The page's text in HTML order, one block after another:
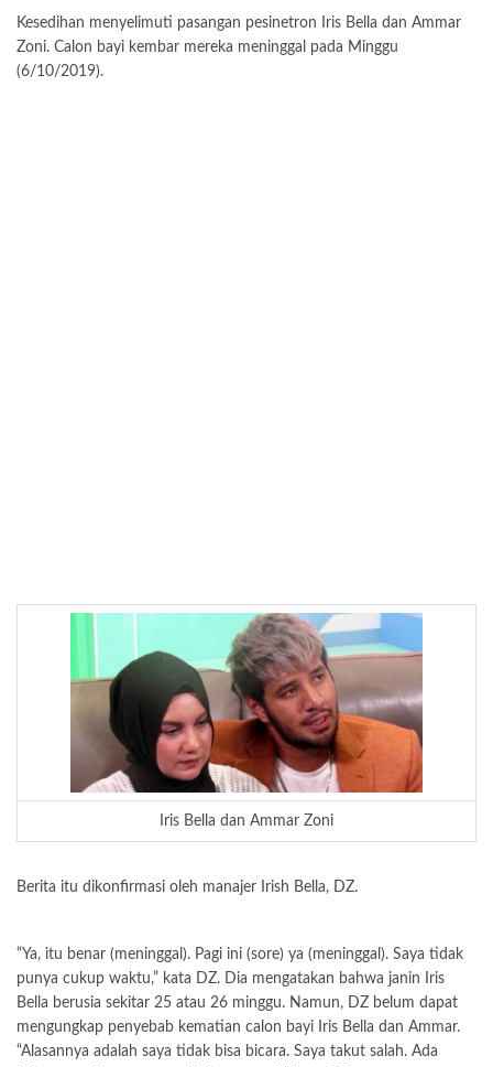
Kesedihan menyelimuti pasangan pesinetron Iris Bella dan Ammar
Zoni. Calon bayi kembar mereka meninggal pada Minggu
(6/10/2019).
Iris Bella dan Ammar Zoni
Berita itu dikonfirmasi oleh manajer Irish Bella, DZ.
“Ya, itu benar (meninggal). Pagi ini (sore) ya (meninggal). Saya tidak
punya cukup waktu,” kata DZ. Dia mengatakan bahwa janin Iris
Bella berusia sekitar 25 atau 26 minggu. Namun, DZ belum dapat
mengungkap penyebab kematian calon bayi Iris Bella dan Ammar.
“Alasannya adalah saya tidak bisa bicara. Saya takut salah. Ada